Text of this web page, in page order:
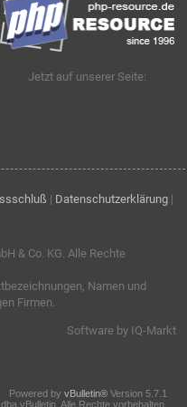
Jetzt auf unserer Seite:
| Datenschutzerklärung |
& Co. KG . Alle Rechte
Namen und
Firmen.
Software by IQ-Markt
Powered by vBulletin® Version 5.7.1
vBulletin. Alle Rechte vorbehalten.